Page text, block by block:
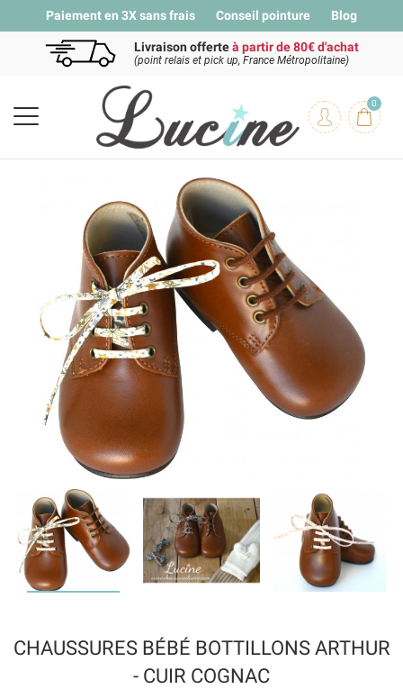
Paiement en 3X sans frais Conseil pointure Blog
Livraison offerteà partir de 80€ d'achat
(point relais et pick up, France Métropolitaine)
0
CHAUSSURES BÉBÉ BOTTILLONS ARTHUR
- CUIR COGNAC